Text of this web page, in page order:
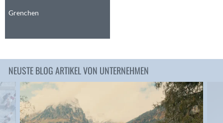
Anwil
Au SG
Balzers
Basel
Bassersdorf
Grenchen
NEUSTE BLOG ARTIKEL VON UNTERNEHMEN